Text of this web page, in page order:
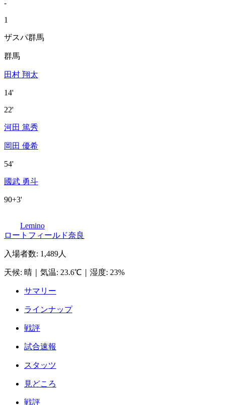
-
1
ザスパ群馬
群馬
田村 翔太
14'
22'
河田 篤秀
岡田 優希
54'
國武 勇斗
90+3'
Lemino
ロートフィールド奈良
入場者数: 1,489人
天候: 晴 気温: 23.6℃ 湿度: 23%
サマリー
ラインナップ
戦評
試合速報
スタッツ
見どころ
戦評